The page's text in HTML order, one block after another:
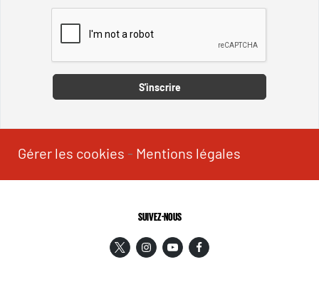
S'inscrire
Gérer les cookies - Mentions légales
SUIVEZ-NOUS